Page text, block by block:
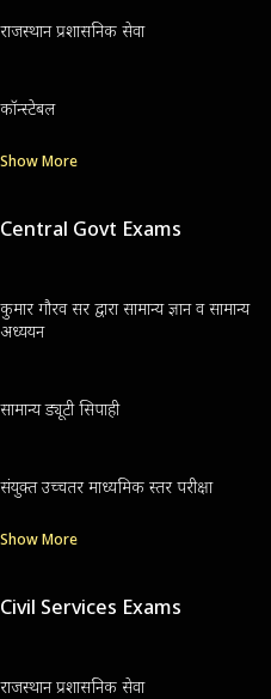
राजस्थान प्रशासनिक सेवा
कॉन्स्टेबल
Show More
Central Govt Exams
कुमार गौरव सर द्वारा सामान्य ज्ञान व सामान्य
अध्ययन
सामान्य ड्यूटी सिपाही
संयुक्त उच्चतर माध्यमिक स्तर परीक्षा
Show More
Civil Services Exams
राजस्थान प्रशासनिक सेवा